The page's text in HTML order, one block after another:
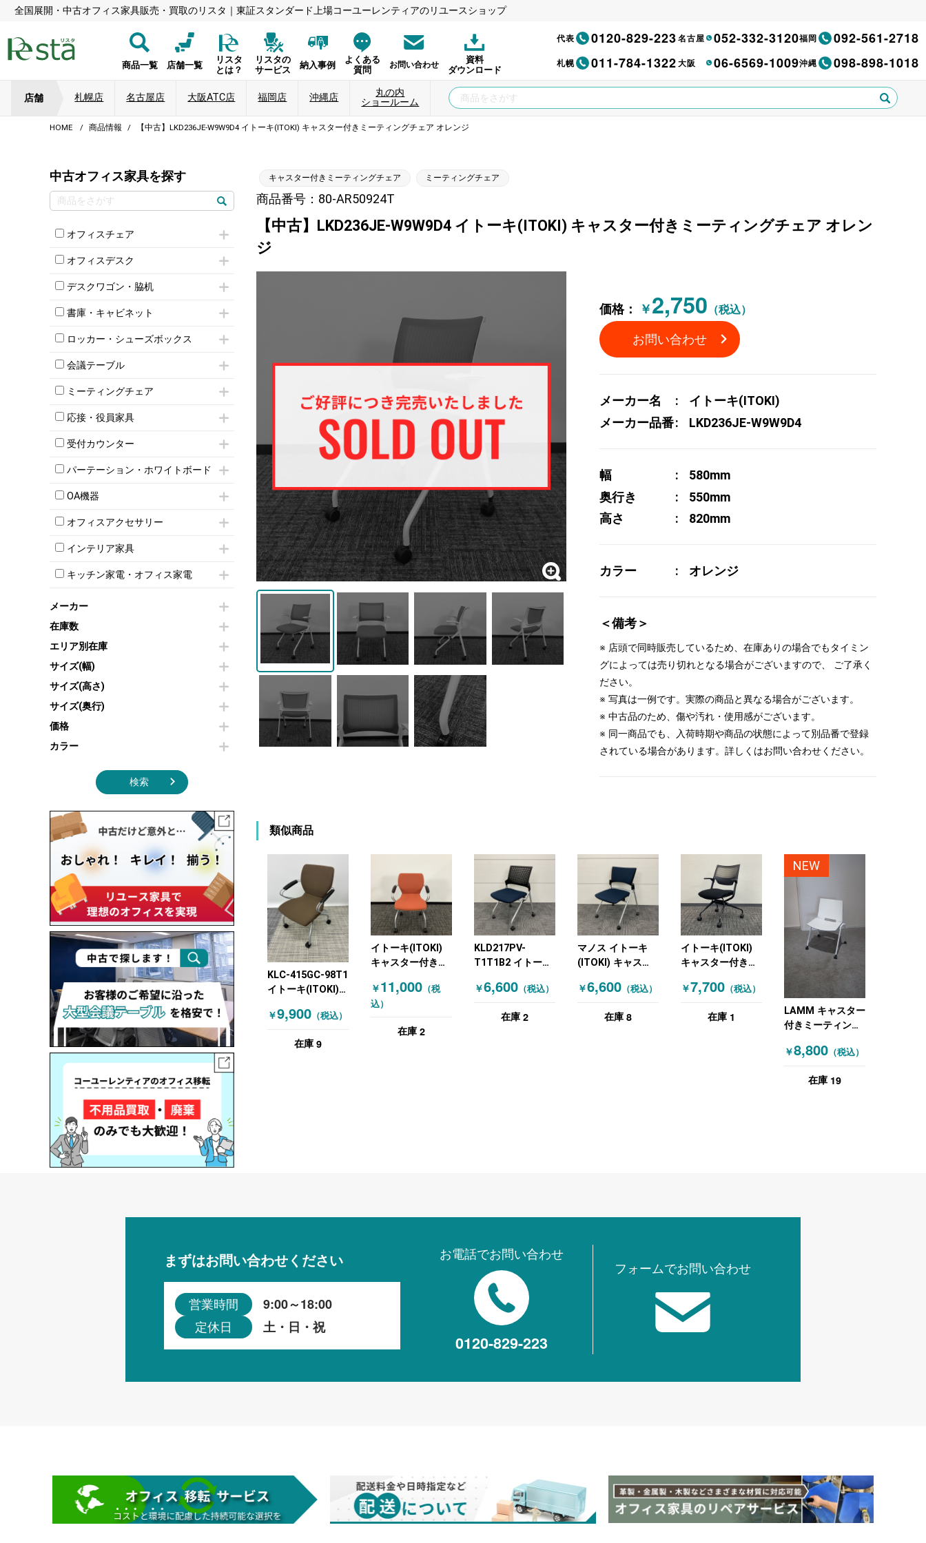
全国展開・中古オフィス家具販売・買取のリスタ｜東証スタンダード上場コーユーレンティアのリユースショップ
商品一覧 店舗一覧
リスタ
とは？
リスタの
サービス
納入事例
よくある
質問
お問い合わせ
資料
ダウンロード
代表 0120-829-223名古屋 052-332-3120福岡 092-561-2718
札幌 011-784-1322大阪 06-6569-1009沖縄 098-898-1018
店舗 札幌店 名古屋店 大阪ATC店 福岡店 沖縄店
丸の内
ショールーム
HOME 商品情報 【中古】LKD236JE-W9W9D4 イトーキ(ITOKI) キャスター付きミーティングチェア オレンジ
中古オフィス家具を探す
オフィスチェア
肘付きチェア
肘無しチェア
役員チェア
オフィスチェアその他
オフィスデスク
片袖机
フリーアドレスデスク（ベンチデスク）
昇降デスク
両袖机
デスクワゴン・脇机
インワゴン2段
インワゴン3段
脇机
書庫・キャビネット
ハイキャビネット
ローキャビネット
両開きキャビネット
上下連結キャビネット
軽量ラック（スチールラック）
収納家具その他
オープン書庫
両開書庫
引き違い書庫
ロッカー・シューズボックス
1人用ロッカー
2人用ロッカー
3人用ロッカー
5人用ロッカー
8人用ロッカー
多人数ロッカー
シリンダー錠ロッカー
ダイヤル錠ロッカー
ボタン錠ロッカー
シューズロッカー・下駄箱
ロッカーその他
会議テーブル
ミーティングテーブル
スタッキングテーブル
ネスティングテーブル
カウンターテーブル
T字脚テーブル
会議テーブルW1200～
会議テーブルW1800～
折りたたみ会議テーブル
ハイテーブル
ミーティングチェア
キャスター付きミーティングチェア
スタッキングミーティングチェア
テーブル付きミーティングチェア
折りたたみミーティングチェア
ハイチェア
ミーティングチェアその他
応接・役員家具
応接セット
応接ソファ
応接チェア
応接・役員家具その他
受付カウンター
ハイカウンター
ローカウンター
ラウンジカウンター
パーテーション・ホワイトボード
パーテーション
自立タイプパーテーション
パーテーションその他
壁掛けホワイトボード
ホワイトボードその他
OA機器
iPad
電話機（ビジネスフォン）
シュレッダー
スクリーン
プリンター・コピー機
オフィスアクセサリー
チェア用台車
演台・講演台・演説台
防音パネル
コートハンガー・ポールハンガー
傘立て
食器棚・キッチンキャビネット
オフィスアクセサリーその他
インテリア家具
モールドチェア
ダイニングチェア
カウンターテーブル
センターテーブル・サイドテーブル
カフェテーブル
ソファ
シェルフ
ダストボックス（ゴミ箱）
インテリア家具その他
キッチン家電・オフィス家電
冷蔵庫・洗濯機
空気清浄機・加湿器
電子レンジ
液晶テレビ・モニター類
エアコン
照明機器
季節家電
その他キッチン家電・オフィス家電
メーカー
在庫数
エリア別在庫
サイズ(幅)
サイズ(高さ)
サイズ(奥行)
価格
カラー
検索
キャスター付きミーティングチェア ミーティングチェア
商品番号：80-AR50924T
【中古】LKD236JE-W9W9D4 イトーキ(ITOKI) キャスター付きミーティングチェア オレン
ジ
価格： ￥2,750 （税込）
お問い合わせ
メーカー名
イトーキ(ITOKI)
メーカー品番
LKD236JE-W9W9D4
幅
580mm
奥行き
550mm
高さ
820mm
カラー オレンジ
＜備考＞
※ 店頭で同時販売しているため、在庫ありの場合でもタイミン
グによっては売り切れとなる場合がございますので、 ご了承く
ださい。
※ 写真は一例です。実際の商品と異なる場合がございます。
※ 中古品のため、傷や汚れ・使用感がございます。
※ 同一商品でも、入荷時期や商品の状態によって別品番で登録
されている場合があります。詳しくはお問い合わせください。
類似商品
KLC-415GC-98T1
イトーキ(ITOKI)
ーティングチェア
ラウン
￥9,900 （税込）
在庫 9
イトーキ(ITOKI)
キャスター付きミ
SINTAシリーズ オ
レンジ
￥11,000（税
込）
在庫 2
KLD217PV-
T1T1B2 イトーキ
ー付きミーティン
ングミーティング
￥6,600（税込）
在庫 2
マノス イトーキ
(ITOKI) キャスタ
グチェア スタッキ
チェア マノス ネ
￥6,600（税込）
在庫 8
イトーキ(ITOKI)
キャスター付きミ
ブラック
￥7,700（税込）
在庫 1
NEW
LAMM キャスター
付きミーティング
ワイト
￥8,800（税込）
在庫 19
まずはお問い合わせください
営業時間 9:00～18:00
定休日 土・日・祝
お電話でお問い合わせ
0120-829-223
フォームでお問い合わせ